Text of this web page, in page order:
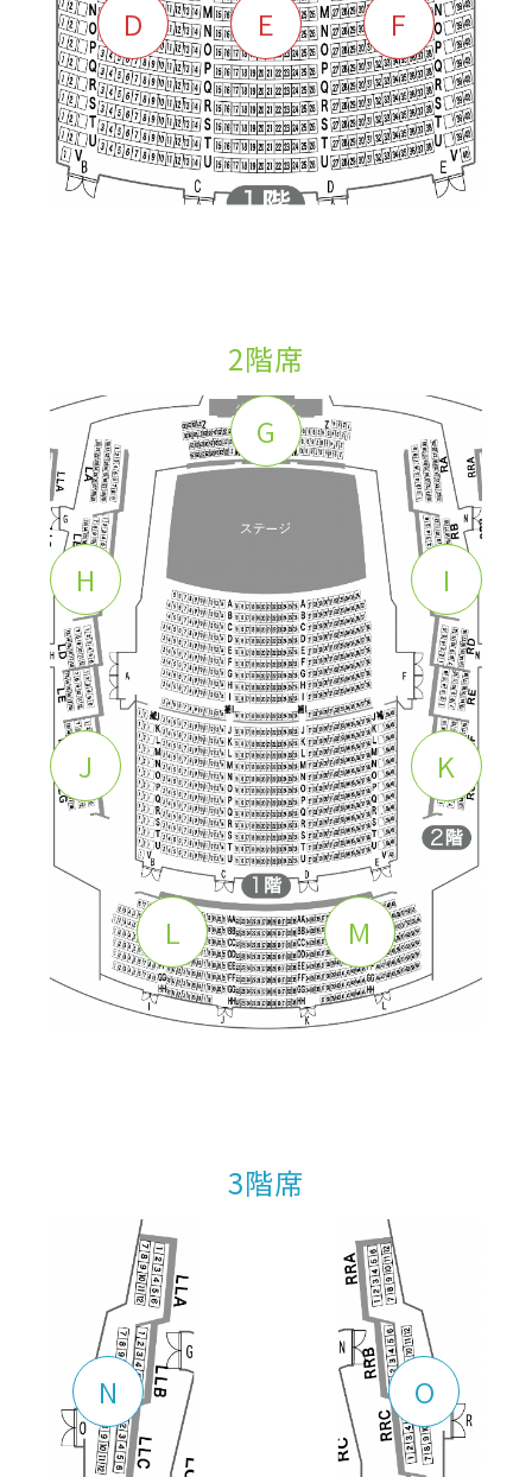
D E F
2階席
G
H I
J K
L M
3階席
N O